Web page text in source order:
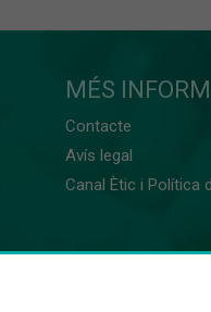
MÉS
Contacte
Avís legal
Canal Ètic i Política